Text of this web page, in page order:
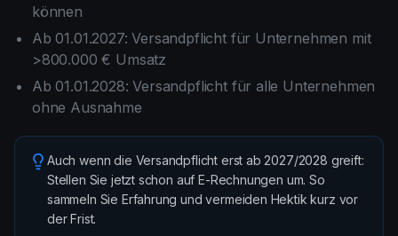
können
Ab 01.01.2027: Versandpflicht für Unternehmen mit
>800.000 € Umsatz
Ab 01.01.2028: Versandpflicht für alle Unternehmen
ohne Ausnahme
Auch wenn die Versandpflicht erst ab 2027/2028 greift:
Stellen Sie jetzt schon auf E-Rechnungen um. So
sammeln Sie Erfahrung und vermeiden Hektik kurz vor
der Frist.